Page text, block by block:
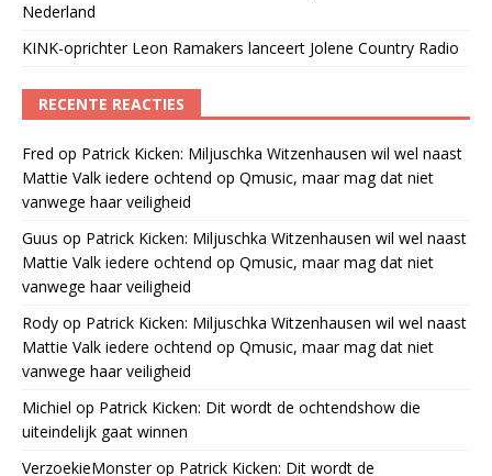
Nederland
KINK-oprichter Leon Ramakers lanceert Jolene Country Radio
RECENTE REACTIES
Fred op Patrick Kicken: Miljuschka Witzenhausen wil wel naast
Mattie Valk iedere ochtend op Qmusic, maar mag dat niet
vanwege haar veiligheid
Guus op Patrick Kicken: Miljuschka Witzenhausen wil wel naast
Mattie Valk iedere ochtend op Qmusic, maar mag dat niet
vanwege haar veiligheid
Rody op Patrick Kicken: Miljuschka Witzenhausen wil wel naast
Mattie Valk iedere ochtend op Qmusic, maar mag dat niet
vanwege haar veiligheid
Michiel op Patrick Kicken: Dit wordt de ochtendshow die
uiteindelijk gaat winnen
VerzoekieMonsterop Patrick Kicken: Dit wordt de